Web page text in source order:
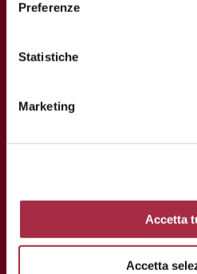
Preferenze
Statistiche
Marketing
Accetta
Accetta
Tel.: +39 059 208621
Fax: +39 059 208623